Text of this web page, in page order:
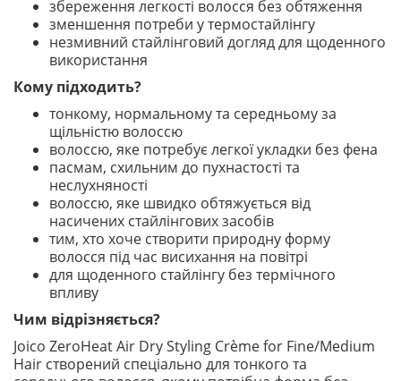
збереження легкості волосся без обтяження
зменшення потреби у термостайлінгу
незмивний стайлінговий догляд для щоденного
використання
Кому підходить?
тонкому, нормальному та середньому за
щільністю волоссю
волоссю, яке потребує легкої укладки без фена
пасмам, схильним до пухнастості та
неслухняності
волоссю, яке швидко обтяжується від
насичених стайлінгових засобів
тим, хто хоче створити природну форму
волосся під час висихання на повітрі
для щоденного стайлінгу без термічного
впливу
Чим відрізняється?
Joico ZeroHeat Air Dry Styling Crème for Fine/Medium
Hair створений спеціально для тонкого та